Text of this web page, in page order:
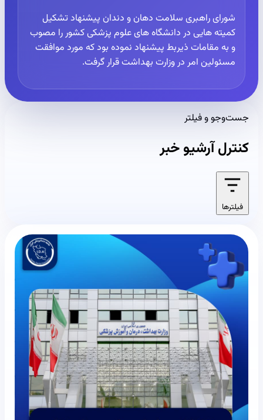
شورای راهبری سلامت دهان و دندان پیشنهاد تشکیل
کمیته هایی در دانشگاه های علوم پزشکی کشور را مصوب
و به مقامات ذیربط پیشنهاد نموده بود که مورد موافقت
مسئولین امر در وزارت بهداشت قرار گرفت.
جست‌وجو و فیلتر
کنترل آرشیو خبر
فیلترها